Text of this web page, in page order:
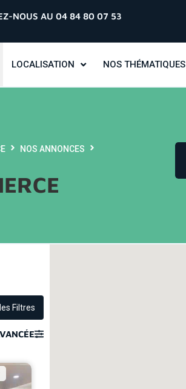
NOUS AU 04 84 80 07 53
LOCALISATION NOS THÉMATIQUES
NOS ANNONCES
Filtres